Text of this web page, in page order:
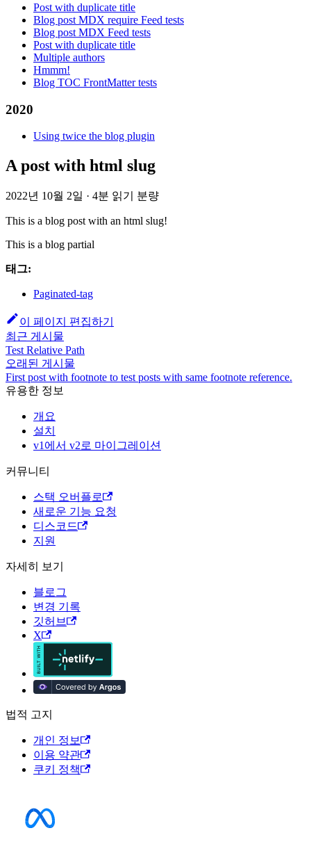
Post with duplicate title
Blog post MDX require Feed tests
Blog post MDX Feed tests
Post with duplicate title
Multiple authors
Hmmm!
Blog TOC FrontMatter tests
2020
Using twice the blog plugin
A post with html slug
2022년 10월 2일 · 4분 읽기 분량
This is a blog post with an html slug!
This is a blog partial
태그:
Paginated-tag
이 페이지 편집하기
최근 게시물
Test Relative Path
오래된 게시물
First post with footnote to test posts with same footnote reference.
유용한 정보
개요
설치
v1에서 v2로 마이그레이션
커뮤니티
스택 오버플로
새로운 기능 요청
디스코드
지원
자세히 보기
블로그
변경 기록
깃허브
X
법적 고지
개인 정보
이용 약관
쿠키 정책